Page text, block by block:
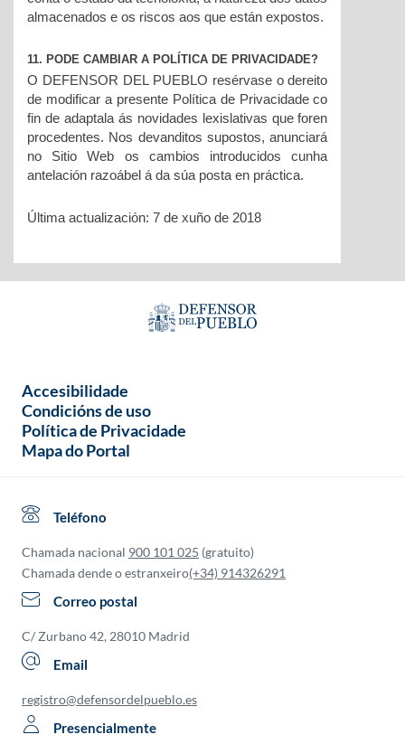
almacenados e os riscos aos que están expostos.
11. PODE CAMBIAR A POLÍTICA DE PRIVACIDADE?
O DEFENSOR DEL PUEBLO resérvase o dereito
de modificar a presente Política de Privacidade co
fin de adaptala ás novidades lexislativas que foren
procedentes. Nos devanditos supostos, anunciará
no Sitio Web os cambios introducidos cunha
antelación razoábel á da súa posta en práctica.
Última actualización: 7 de xuño de 2018
Accesibilidade
Condicións de uso
Política de Privacidade
Mapa do Portal
Teléfono
Chamada nacional 900 101 025 (gratuito)
Chamada dende o estranxeiro(+34) 914326291
Correo postal
C/ Zurbano 42, 28010 Madrid
Email
registro@defensordelpueblo.es
Presencialmente